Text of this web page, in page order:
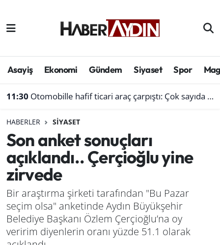
Asayiş Ekonomi Gündem Siyaset Spor
11:30 Otomobille hafif ticari araç çarpıştı: Çok sayıda yaralı var
HABERLER SIYASET
Son anket sonuçları
açıklandı.. Çerçioğlu yine
zirvede
Bir araştırma şirketi tarafından "Bu Pazar
seçim olsa" anketinde Aydın Büyükşehir
Belediye Başkanı Özlem Çerçioğlu’na oy
veririm diyenlerin oranı yüzde 51.1 olarak
Afyonkarahisar
Çevre
Genel
Haber
Izmir
Kütahya
Manisa
Aydın Hava Durumu
Süper Lig Puan Durumu ve Fikstür
Son Dakika Haberleri
Haber Arşivi